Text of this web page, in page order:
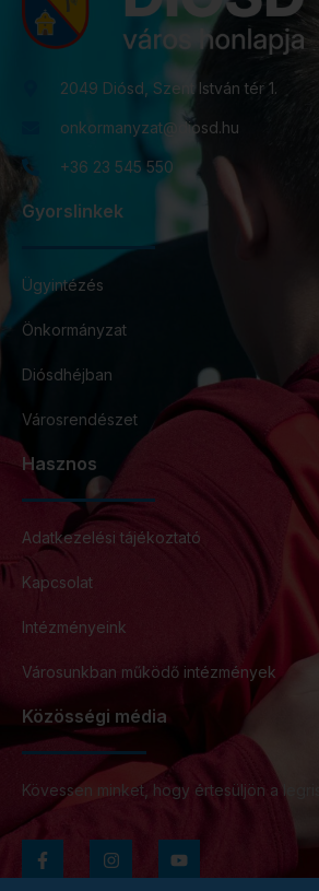
2049 Diósd, Szent István tér 1.
onkormanyzat@diosd.hu
+36 23 545 550
Gyorslinkek
Ügyintézés
Önkormányzat
Diósdhéjban
Városrendészet
Hasznos
Adatkezelési tájékoztató
Kapcsolat
Intézményeink
Városunkban működő intézmények
Közösségi média
Kövessen minket, hogy értesüljön a